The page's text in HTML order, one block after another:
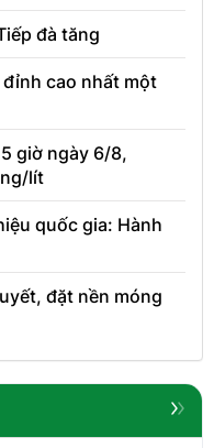
đà tăng
cao nhất một
giờ ngày 6/8,
lít
quốc gia: Hành
đặt nền móng